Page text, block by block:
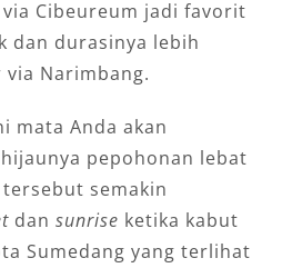
Cibeureum jadi favorit
dan durasinya lebih
Narimbang.
mata Anda akan
pepohonan lebat
semakin
dan sunrise ketika kabut
Sumedang yang terlihat